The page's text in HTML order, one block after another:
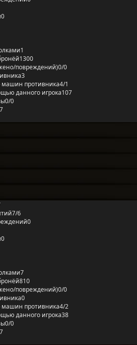
0
1
1300
повреждений)0/0
3
противника4/1
данного игрока107
0/0
7/6
0
0
7
810
повреждений)0/0
0
противника4/2
данного игрока38
0/0